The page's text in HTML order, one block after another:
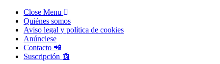
Skip
content
Close Menu
Quiénes somos
Aviso legal y política de cookies
Anúnciese
Contacto 📲
Suscripción 📰